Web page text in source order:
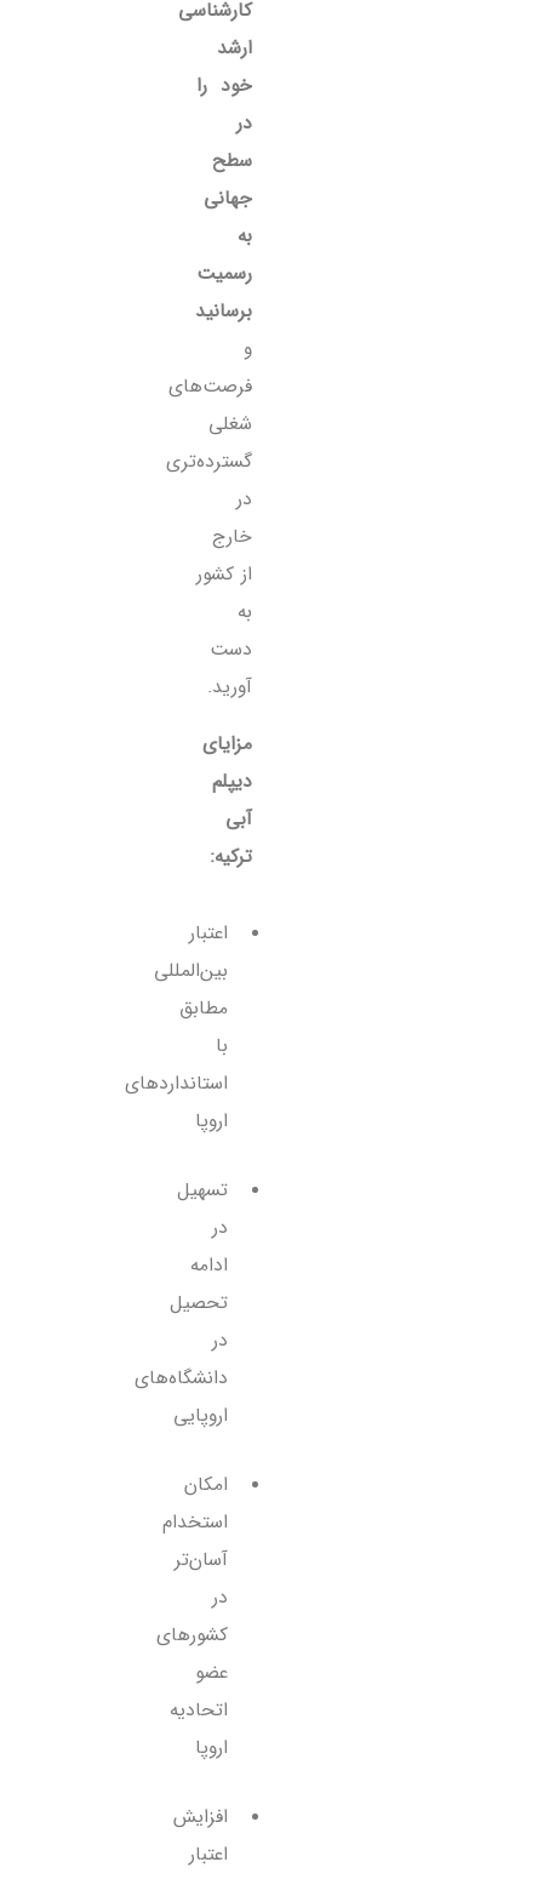
کارشناسی
ارشد
خود را
در
سطح
جهانی
به
رسمیت
برسانید
و
فرصت‌های
شغلی
گسترده‌تری
در
خارج
از کشور
به
دست
آورید.
مزایای
دیپلم
آبی
ترکیه:
اعتبار
بین‌المللی
مطابق
با
استانداردهای
اروپا
تسهیل
در
ادامه
تحصیل
در
دانشگاه‌های
اروپایی
امکان
استخدام
آسان‌تر
در
کشورهای
عضو
اتحادیه
اروپا
افزایش
اعتبار